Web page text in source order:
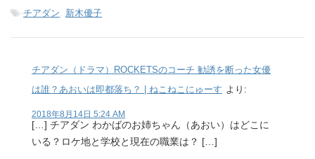
-チアダン 新木優子
チアダン（ドラマ）ROCKETSのコーチ 勧誘を断った女優
は誰？あおいは即都落ち？ | ねこねこにゅーす より:
2018年8月14日 5:24 AM
[…] チアダン わかばのお姉ちゃん（あおい）はどこに
いる？ロケ地と学校と現在の職業は？ […]